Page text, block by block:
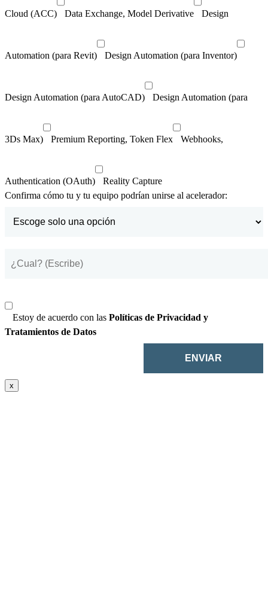
Cloud (ACC) Data Exchange, Model Derivative Design
Automation (para Revit) Design Automation (para Inventor)
Design Automation (para AutoCAD) Design Automation (para
3Ds Max) Premium Reporting, Token Flex Webhooks,
Authentication (OAuth)
Reality Capture
Confirma cómo tu y tu equipo podrían unirse al acelerador:
Estoy de acuerdo con las Políticas de Privacidad y
Tratamientos de Datos
x